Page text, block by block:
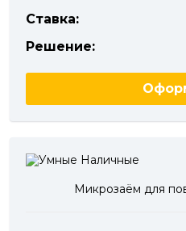
Ставка:
Решение:
Микрозаём для